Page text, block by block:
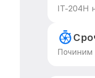
IT-204H
Починим